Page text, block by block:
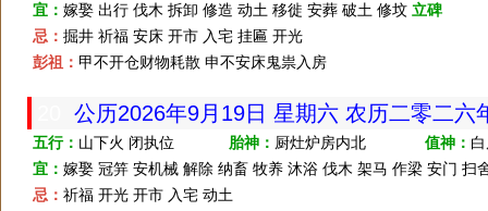
宜： 嫁娶 出行 伐木 拆卸 修造 动土 移徙 安葬 破土 修坟 立碑
忌： 掘井 祈福 安床 开市 入宅 挂匾 开光
彭祖： 甲不开仓财物耗散 申不安床鬼祟入房
公历2026年9月19日 星期六 农历二零二
五行： 山下火 闭执位 胎神： 厨灶炉房内北 值神：
宜： 嫁娶 冠笄 安机械 解除 纳畜 牧养 沐浴 伐木 架马 作梁 安门 扫
忌： 祈福 开光 开市 入宅 动土